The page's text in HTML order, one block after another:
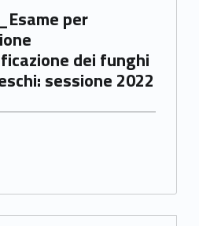
dei funghi
sessione 2022